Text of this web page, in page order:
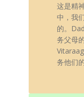
这是精
中，我
的。
务父母
务他们